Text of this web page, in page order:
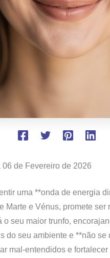
06 de Fevereiro de 2026
uma **onda de energia
Marte e Vénus, promete
o seu maior trunfo,
do seu ambiente e **não
mal-entendidos e